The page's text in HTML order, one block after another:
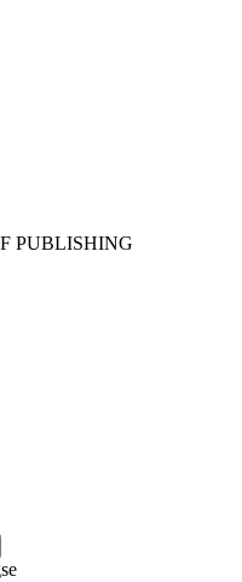
PUBLISHING